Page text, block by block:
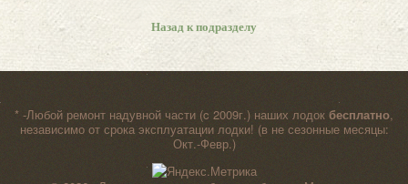
Назад к подразделу
* -Любой ремонт надувной части (c 2009г.) наших лодок бесплатно,
независимо от срока эксплуатации лодки! (в не сезонные месяцы:
Окт.-Февр.)